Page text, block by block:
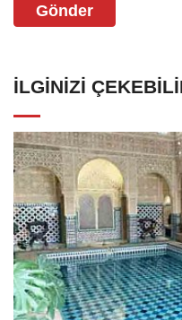
Gönder
İLGINIZI